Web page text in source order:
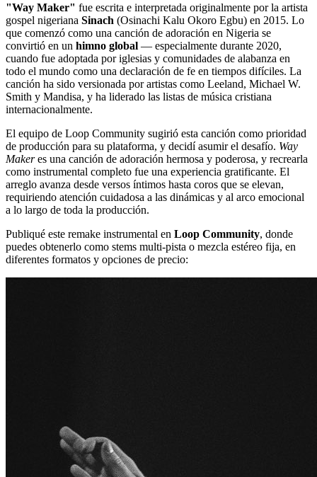
"Way Maker" fue escrita e interpretada originalmente por la artista
gospel nigeriana Sinach (Osinachi Kalu Okoro Egbu) en 2015. Lo
que comenzó como una canción de adoración en Nigeria se
convirtió en un himno global — especialmente durante 2020,
cuando fue adoptada por iglesias y comunidades de alabanza en
todo el mundo como una declaración de fe en tiempos difíciles. La
canción ha sido versionada por artistas como Leeland, Michael W.
Smith y Mandisa, y ha liderado las listas de música cristiana
internacionalmente.
El equipo de Loop Community sugirió esta canción como prioridad
de producción para su plataforma, y decidí asumir el desafío. Way
Makeres una canción de adoración hermosa y poderosa, y recrearla
como instrumental completo fue una experiencia gratificante. El
arreglo avanza desde versos íntimos hasta coros que se elevan,
requiriendo atención cuidadosa a las dinámicas y al arco emocional
a lo largo de toda la producción.
Publiqué este remake instrumental en Loop Community, donde
puedes obtenerlo como stems multi-pista o mezcla estéreo fija, en
diferentes formatos y opciones de precio: